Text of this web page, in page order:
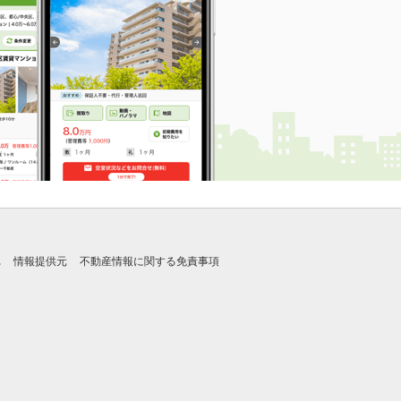
情報提供元 不動産情報に関する免責事項